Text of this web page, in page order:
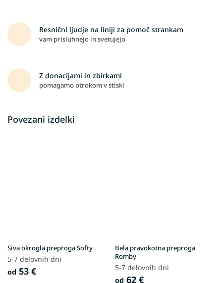
Resnični ljudje na liniji za pomoč strankam
vam prisluhnejo in svetujejo
Z donacijami in zbirkami
pomagamo otrokom v stiski
Povezani izdelki
Siva okrogla preproga Softy
5-7 delovnih dni
od 53 €
Bela pravokotna preproga
Romby
5-7 delovnih dni
od 62 €